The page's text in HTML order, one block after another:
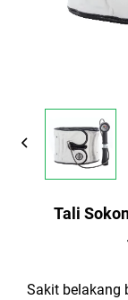
Tali
Sakit belakang